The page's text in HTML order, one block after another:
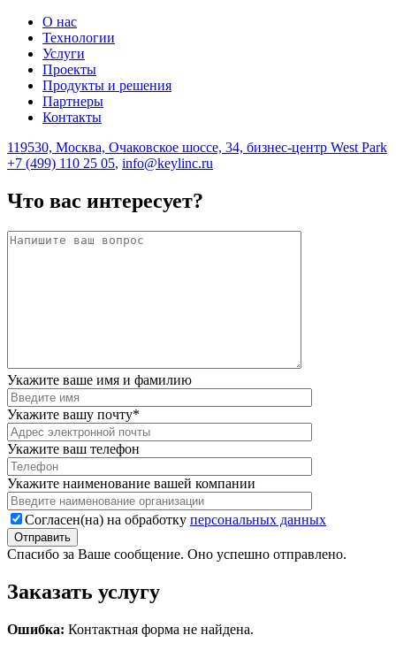
О нас
Технологии
Услуги
Проекты
Продукты и решения
Партнеры
Контакты
119530, Москва, Очаковское шоссе, 34, бизнес-центр West Park
+7 (499) 110 25 05, info@keylinc.ru
Что вас интересует?
Укажите ваше имя и фамилию
Укажите вашу почту*
Укажите ваш телефон
Укажите наименование вашей компании
Согласен(на) на обработку персональных данных
Отправить
Спасибо за Ваше сообщение. Оно успешно отправлено.
Заказать услугу
Ошибка: Контактная форма не найдена.